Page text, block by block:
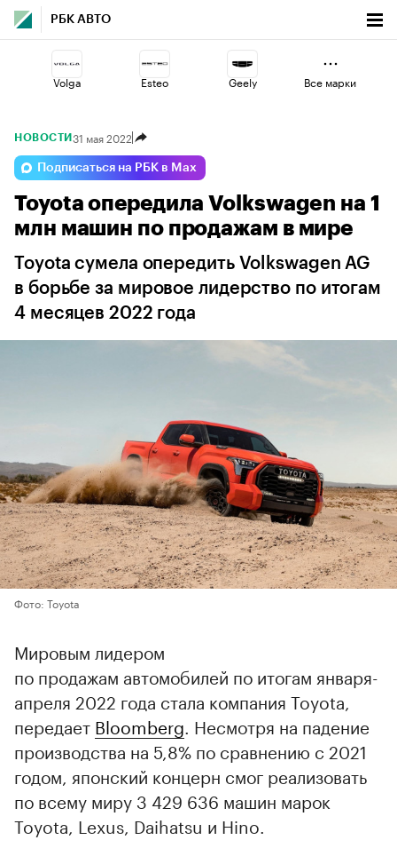
РБК АВТО
Volga Esteo Geely
Lada Changan
Haval Jaecoo Omoda
Все марки
НОВОСТИ 31 мая 2022
Подписаться на РБК в Max
Toyota опередила Volkswagen на 1
млн машин по продажам в мире
Toyota сумела опередить Volkswagen AG
в борьбе за мировое лидерство по итогам
4 месяцев 2022 года
Фото: Toyota
Мировым лидером
по продажам автомобилей по итогам января-
апреля 2022 года стала компания Toyota,
передает Bloomberg . Несмотря на падение
производства на 5,8% по сравнению с 2021
годом, японский концерн смог реализовать
по всему миру 3 429 636 машин марок
Toyota, Lexus, Daihatsu и Hino.